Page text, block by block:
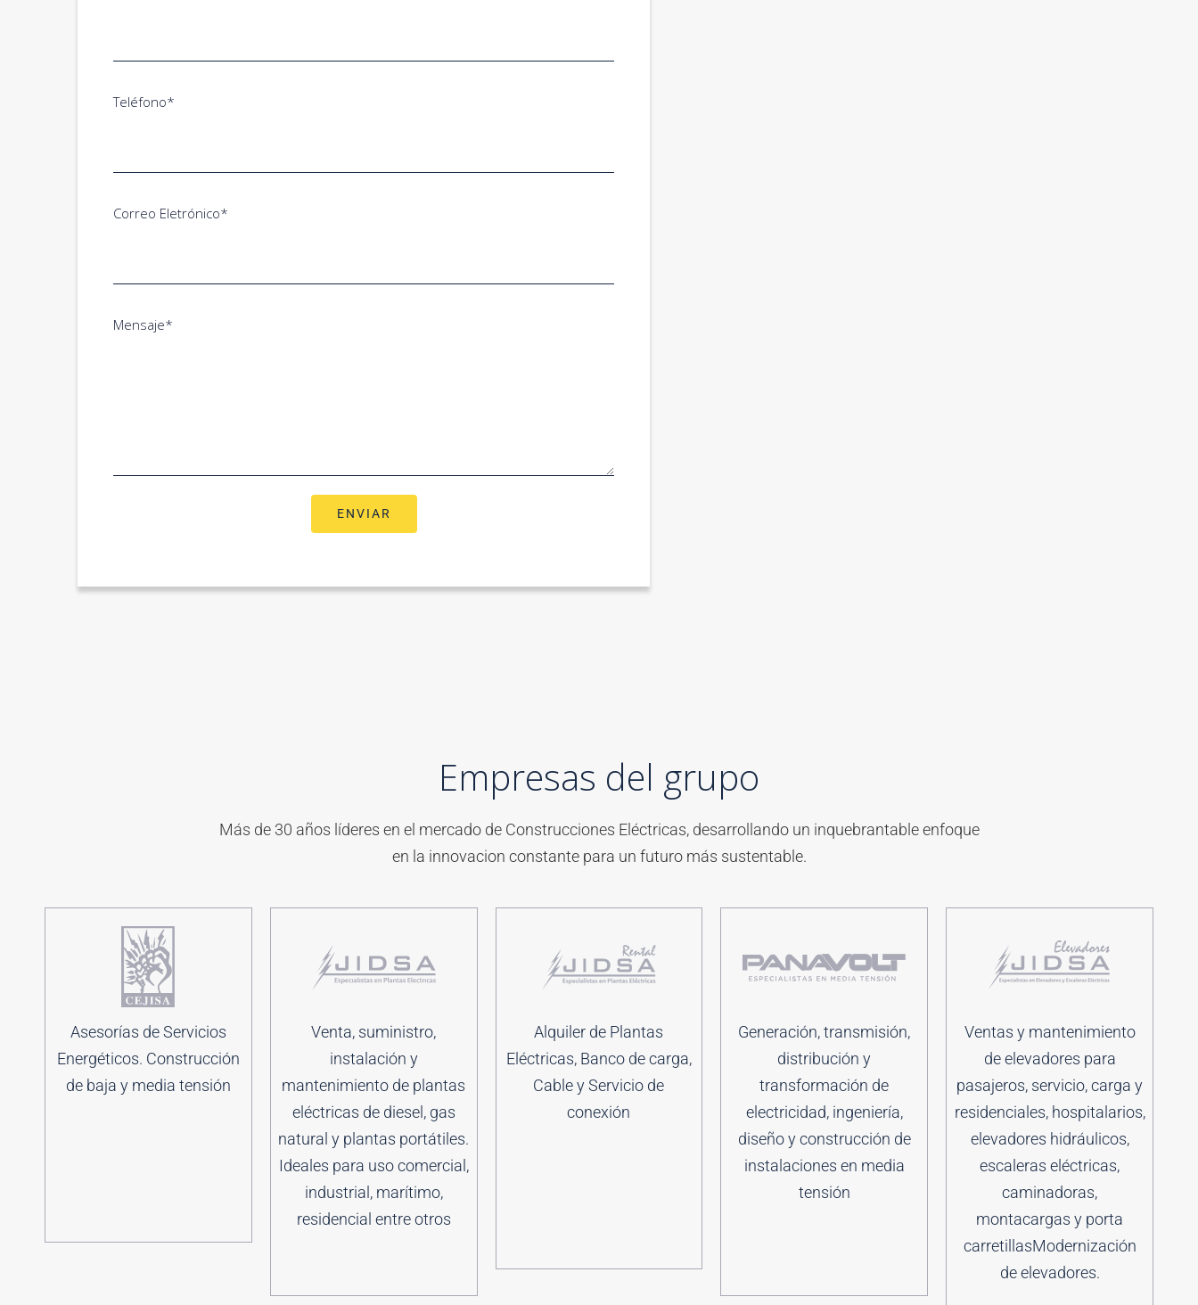
Teléfono*
Correo Eletrónico*
Mensaje*
Empresas del grupo
Más de 30 años líderes en el mercado de Construcciones Eléctricas, desarrollando un inquebrantable enfoque
en la innovacion constante para un futuro más sustentable.
Asesorías de Servicios
Energéticos. Construcción
de baja y media tensión
Venta, suministro,
instalación y
mantenimiento de plantas
eléctricas de diesel, gas
natural y plantas portátiles.
Ideales para uso comercial,
industrial, marítimo,
residencial entre otros
Alquiler de Plantas
Eléctricas, Banco de carga,
Cable y Servicio de
conexión
Generación, transmisión,
distribución y
transformación de
electricidad, ingeniería,
diseño y construcción de
instalaciones en media
tensión
Ventas y mantenimiento
de elevadores para
pasajeros, servicio, carga y
residenciales, hospitalarios,
elevadores hidráulicos,
escaleras eléctricas,
caminadoras,
montacargas y porta
carretillasModernización
de elevadores.